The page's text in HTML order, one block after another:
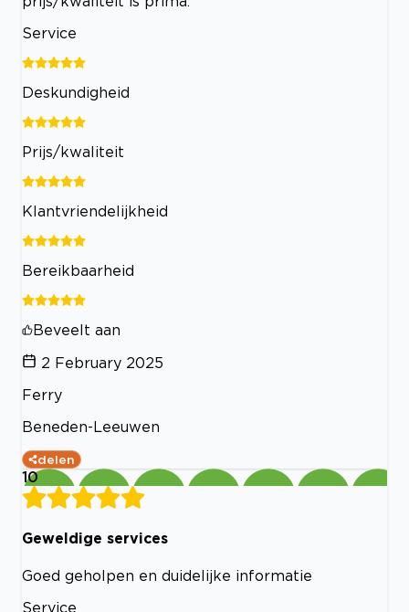
Service
Deskundigheid
Prijs/kwaliteit
Klantvriendelijkheid
Bereikbaarheid
Beveelt aan
2 February 2025
Ferry
Beneden-Leeuwen
delen
10
Geweldige services
Goed geholpen en duidelijke informatie
Service